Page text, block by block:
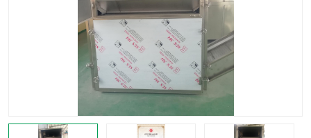
分子膜堆肥仓
分子膜发酵堆肥设备